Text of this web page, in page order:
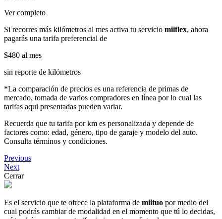
Ver completo
Si recorres más kilómetros al mes activa tu servicio miiflex, ahora
pagarás una tarifa preferencial de
$480 al mes
sin reporte de kilómetros
*La comparación de precios es una referencia de primas de
mercado, tomada de varios compradores en línea por lo cual las
tarifas aqui presentadas pueden variar.
Recuerda que tu tarifa por km es personalizada y depende de
factores como: edad, género, tipo de garaje y modelo del auto.
Consulta términos y condiciones.
Previous
Next
Cerrar
Es el servicio que te ofrece la plataforma de miituo por medio del
cual podrás cambiar de modalidad en el momento que tú lo decidas,